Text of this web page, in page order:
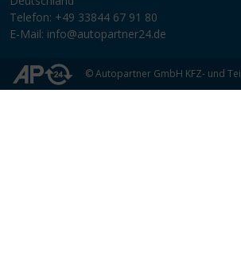
Telefon: +49 33844 67 91 80
E-Mail: info@autopartner24.de
© Autopartner GmbH KFZ- und